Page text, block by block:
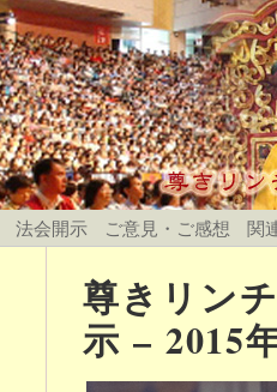
法会開示 ご意見・ご感想 関
尊きリン
示 – 2015